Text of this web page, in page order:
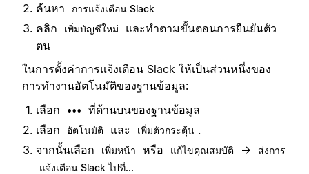
ค้นหา การแจ้งเตือน Slack
คลิก เพิ่มบัญชีใหม่
และทำตามขั้นตอนการยืนยันตัว
ตน
ในการตั้งค่าการแจ้งเตือน Slack ให้เป็นส่วนหนึ่งของ
การทำงานอัตโนมัติของฐานข้อมูล:
เลือก
•••
ที่ด้านบนของฐานข้อมูล
เลือก
อัตโนมัติ และ เพิ่มตัวกระตุ้น .
จากนั้นเลือก
เพิ่มหน้า หรือ แก้ไขคุณสมบัติ →
ส่งการ
แจ้งเตือน Slack ไปที่...